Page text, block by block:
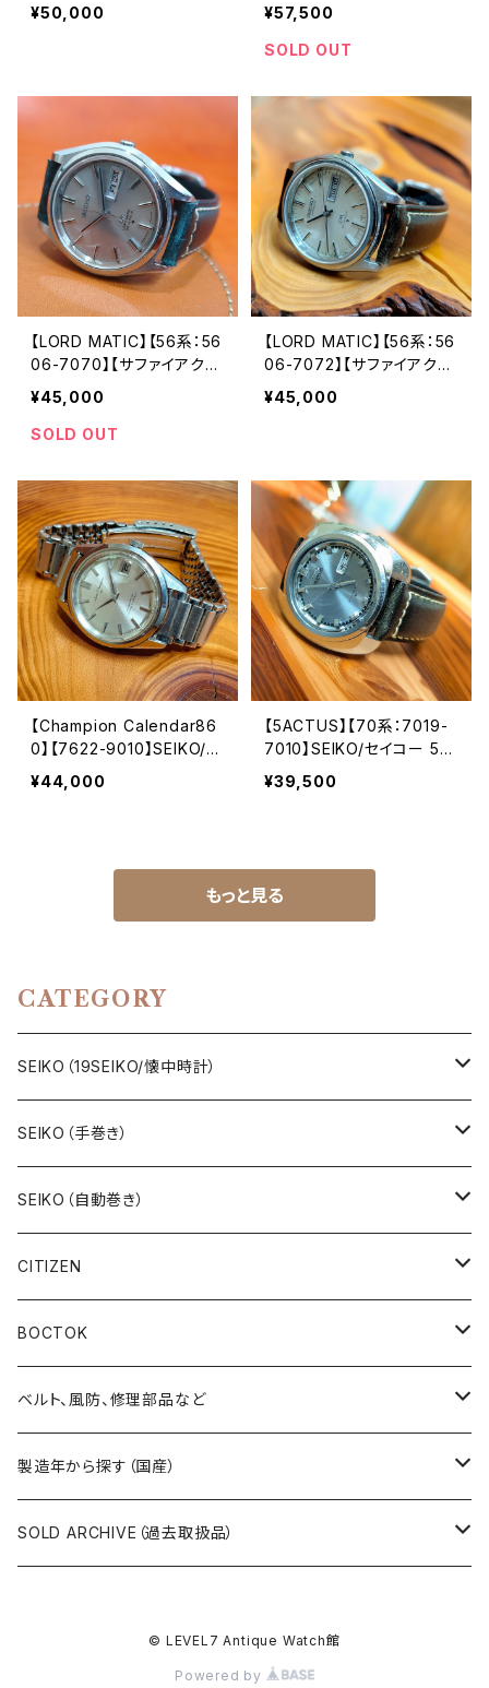
ードマチック 精工舎諏訪工
ンティークウォッチ 中三針
メンズウォッチ【5606-714
¥50,000
O/セイコーロードマチック
精工舎諏訪工場 1971年 5
巻き腕時計 アンティークウ
ォッチ 中三針 メンズウォッ
チ【5606-7140-1】
¥57,500
SOLD OUT
【LORD MATIC】【56系：56
06-7070】【サファイアクリ
スタル】SEIKO/セイコーロ
ードマチック 23石 機械式
自動巻き腕時計 精工舎諏
ンティークウォッチ 中三針
レザーベルト メンズウォッチ
【5606-7070-3】
¥45,000
SOLD OUT
【LORD MATIC】【56系：56
06-7072】【サファイアクリ
スタル】SEIKO/セイコーロ
ードマチック 23石 Cal.560
場 1974年 1月製造製造 ア
ンティークウォッチ 中三針
レザーベルト メンズウォッチ
【lm5606-7072-1】
¥45,000
【Champion Calendar86
0】【7622-9010】SEIKO/セ
イコー チャンピオン カレン
ダー860 17石 機械式 手巻
¥44,000
【5ACTUS】【70系：7019-
7010】SEIKO/セイコー 5ア
クタス 21石 Cal.7019 キャ
リバー 機械式 自動巻き腕
メンズウォッチ【5ac7019-7
010-2】
¥39,500
もっと見る
CATEGORY
SEIKO（19SEIKO/懐中時計）
19SEIKO（7石）
19SEIKO（15石）
19SEIKO（21石）
その他の懐中時計
SEIKO（手巻き）
キングセイコー（KINGSEIKO）
クラウン（CROWN）
クロノス（CRONOS）
スカイライナー（SKYLINER）
スポーツマン（SPORTSMAN）
チャンピオン（CHAMPION）
SEIKO（自動巻き）
5アクタス（5ACTUS）
5”スポーツ”（5”SPORTS”）
5デラックス（DX）
スポーツマチック（SPORTSMATIC）
セイコーマチック（SEIKOMATIC）
CITIZEN
手巻き腕時計
自動巻き腕時計
BOCTOK
Amphibia/アンフィビア
Komandirskie/コマンダスキー
Komandirskie Jr/コマンダスキージュニア
ベルト、風防、修理部品など
ステンレスベルト
風防（修理、交換用）
製造年から探す（国産）
1940年代
SOLD ARCHIVE（過去取扱品）
© LEVEL7 Antique Watch館
Powered by